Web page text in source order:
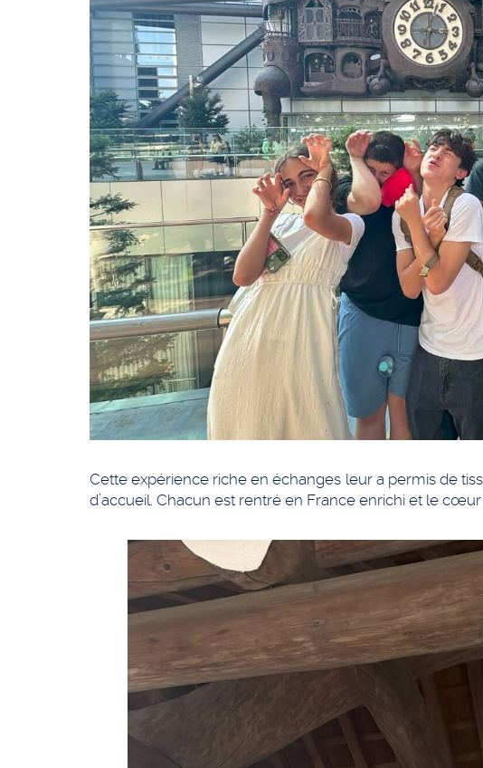
Cette expérience riche en échanges leur a permis de
d’accueil. Chacun est rentré en France enrichi et le